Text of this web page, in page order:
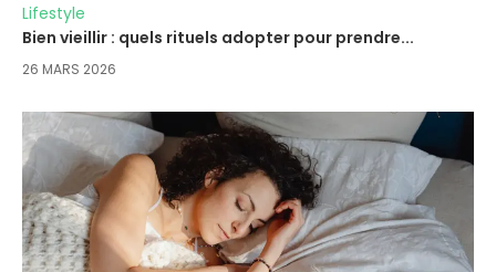
Lifestyle
Bien vieillir : quels rituels adopter pour prendre...
26 MARS 2026